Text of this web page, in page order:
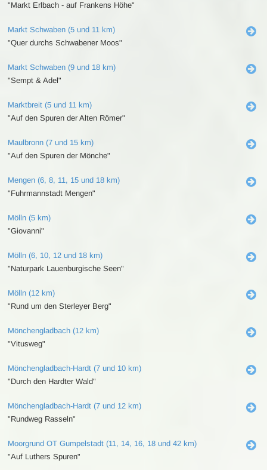
"Markt Erlbach - auf Frankens Höhe"
Markt Schwaben (5 und 11 km)
"Quer durchs Schwabener Moos"
Markt Schwaben (9 und 18 km)
"Sempt & Adel"
Marktbreit (5 und 11 km)
"Auf den Spuren der Alten Römer"
Maulbronn (7 und 15 km)
"Auf den Spuren der Mönche"
Mengen (6, 8, 11, 15 und 18 km)
"Fuhrmannstadt Mengen"
Mölln (5 km)
"Giovanni"
Mölln (6, 10, 12 und 18 km)
"Naturpark Lauenburgische Seen"
Mölln (12 km)
"Rund um den Sterleyer Berg"
Mönchengladbach (12 km)
"Vitusweg"
Mönchengladbach-Hardt (7 und 10 km)
"Durch den Hardter Wald"
Mönchengladbach-Hardt (7 und 12 km)
"Rundweg Rasseln"
Moorgrund OT Gumpelstadt (11, 14, 16, 18 und 42 km)
"Auf Luthers Spuren"